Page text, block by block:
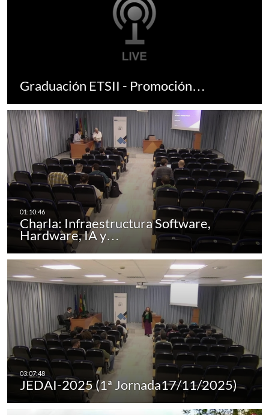
Graduación ETSII - Promoción…
Charla: Infraestructura Software,
Hardware, IA y…
JEDAI-2025 (1ª Jornada17/11/2025)